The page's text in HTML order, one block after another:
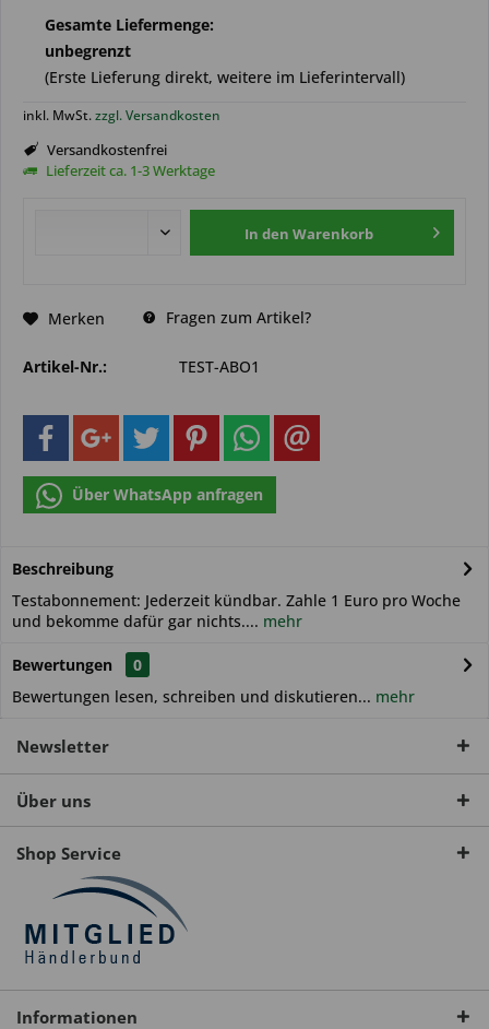
Gesamte Liefermenge:
unbegrenzt
(Erste Lieferung direkt, weitere im Lieferintervall)
inkl. MwSt.zzgl. Versandkosten
Versandkostenfrei
Lieferzeit ca. 1-3 Werktage
In den Warenkorb
Merken Fragen zum Artikel?
Artikel-Nr.: TEST-ABO1
Über WhatsApp anfragen
Beschreibung
Testabonnement: Jederzeit kündbar. Zahle 1 Euro pro Woche
und bekomme dafür gar nichts.... mehr
Bewertungen
0
Bewertungen lesen, schreiben und diskutieren... mehr
Newsletter
Über uns
Shop Service
Informationen